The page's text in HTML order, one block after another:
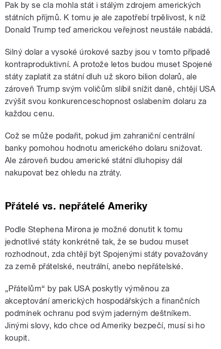
Pak by se cla mohla stát i stálým zdrojem amerických
státních příjmů. K tomu je ale zapotřebí trpělivost, k níž
Donald Trump teď americkou veřejnost neustále nabádá.
Silný dolar a vysoké úrokové sazby jsou v tomto případě
kontraproduktivní. A protože letos budou muset Spojené
státy zaplatit za státní dluh už skoro bilion dolarů, ale
zároveň Trump svým voličům slíbil snížit daně, chtějí USA
zvýšit svou konkurenceschopnost oslabením dolaru za
každou cenu.
Což se může podařit, pokud jim zahraniční centrální
banky pomohou hodnotu amerického dolaru snižovat.
Ale zároveň budou americké státní dluhopisy dál
nakupovat bez ohledu na ztráty.
Přátelé vs. nepřátelé Ameriky
Podle Stephena Mirona je možné donutit k tomu
jednotlivé státy konkrétně tak, že se budou muset
rozhodnout, zda chtějí být Spojenými státy považovány
za země přátelské, neutrální, anebo nepřátelské.
„Přátelům“ by pak USA poskytly výměnou za
akceptování amerických hospodářských a finančních
podmínek ochranu pod svým jaderným deštníkem.
Jinými slovy, kdo chce od Ameriky bezpečí, musí si ho
koupit.